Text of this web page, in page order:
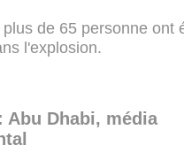
de 65 personne ont
l'explosion.
Abu Dhabi, média